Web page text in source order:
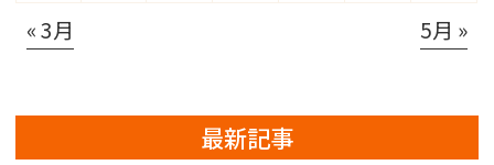
« 3月 5月 »
最新記事